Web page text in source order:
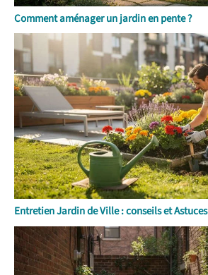
Comment aménager un jardin en pente ?
Entretien Jardin de Ville : conseils et Astuces